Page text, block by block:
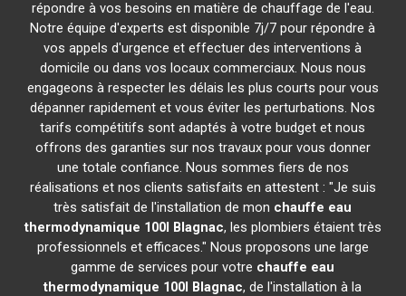
répondre à vos besoins en matière de chauffage de l'eau.
Notre équipe d'experts est disponible 7j/7 pour répondre à
vos appels d'urgence et effectuer des interventions à
domicile ou dans vos locaux commerciaux. Nous nous
engageons à respecter les délais les plus courts pour vous
dépanner rapidement et vous éviter les perturbations. Nos
tarifs compétitifs sont adaptés à votre budget et nous
offrons des garanties sur nos travaux pour vous donner
une totale confiance. Nous sommes fiers de nos
réalisations et nos clients satisfaits en attestent : "Je suis
très satisfait de l'installation de mon chauffe eau
thermodynamique 100l Blagnac, les plombiers étaient très
professionnels et efficaces." Nous proposons une large
gamme de services pour votre chauffe eau
thermodynamique 100l Blagnac, de l'installation à la